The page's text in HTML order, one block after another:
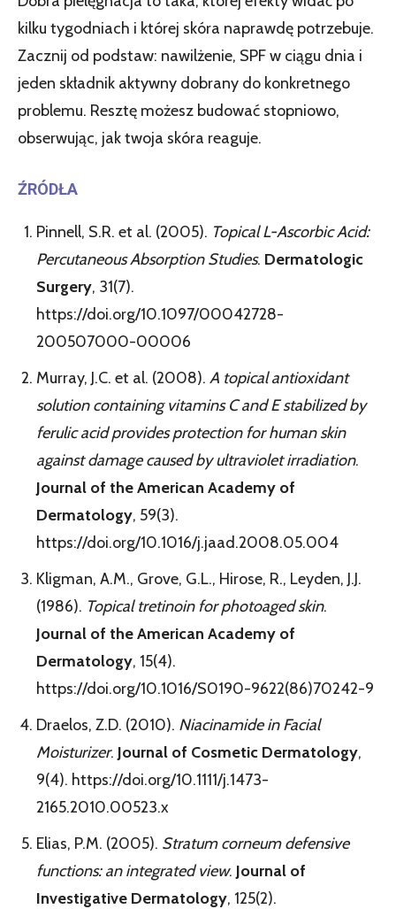
kilku tygodniach i której skóra naprawdę potrzebuje.
Zacznij od podstaw: nawilżenie, SPF w ciągu dnia i
jeden składnik aktywny dobrany do konkretnego
problemu. Resztę możesz budować stopniowo,
obserwując, jak twoja skóra reaguje.
ŹRÓDŁA
Pinnell, S.R. et al. (2005). Topical L-Ascorbic Acid:
Percutaneous Absorption Studies. Dermatologic
Surgery, 31(7).
https://doi.org/10.1097/00042728-
200507000-00006
Murray, J.C. et al. (2008). A topical antioxidant
solution containing vitamins C and E stabilized by
ferulic acid provides protection for human skin
against damage caused by ultraviolet irradiation.
Journal of the American Academy of
Dermatology, 59(3).
https://doi.org/10.1016/j.jaad.2008.05.004
Kligman, A.M., Grove, G.L., Hirose, R., Leyden, J.J.
(1986). Topical tretinoin for photoaged skin.
Journal of the American Academy of
Dermatology, 15(4).
https://doi.org/10.1016/S0190-9622(86)70242-9
Draelos, Z.D. (2010). Niacinamide in Facial
Moisturizer. Journal of Cosmetic Dermatology,
9(4). https://doi.org/10.1111/j.1473-
2165.2010.00523.x
Elias, P.M. (2005). Stratum corneum defensive
functions: an integrated view. Journal of
Investigative Dermatology, 125(2).